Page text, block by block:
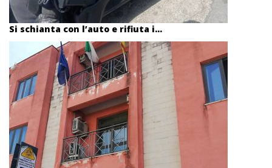
Si schianta con l’auto e rifiuta i...